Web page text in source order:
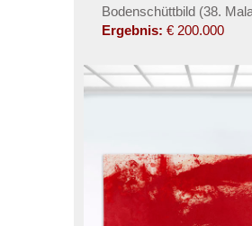
Bodenschüttbild (38.
Ergebnis: € 200.000